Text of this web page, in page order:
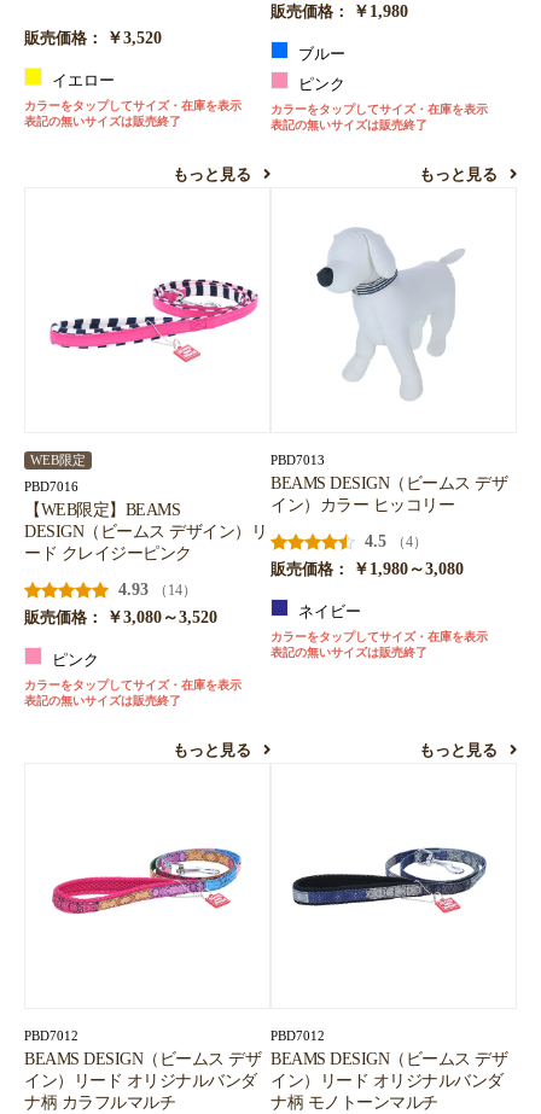
販売価格： ￥3,520
イエロー
カラーをタップしてサイズ・在庫を表示
表記の無いサイズは販売終了
もっと見る
販売価格：
￥1,980
ブルー
ピンク
カラーをタップしてサイズ・在庫を表示
表記の無いサイズは販売終了
もっと見る
WEB限定
PBD7016
【WEB限定】BEAMS
DESIGN（ビームス デザイン）リ
ード クレイジーピンク
4.93
（14）
販売価格：
￥3,080～3,520
ピンク
カラーをタップしてサイズ・在庫を表示
表記の無いサイズは販売終了
もっと見る
PBD7013
BEAMS DESIGN（ビームス デザ
イン）カラー ヒッコリー
4.5
（4）
販売価格：
￥1,980～3,080
ネイビー
カラーをタップしてサイズ・在庫を表示
表記の無いサイズは販売終了
もっと見る
PBD7012
BEAMS DESIGN（ビームス デザ
イン）リード オリジナルバンダ
ナ柄 カラフルマルチ
PBD7012
BEAMS DESIGN（ビームス デザ
イン）リード オリジナルバンダ
ナ柄 モノトーンマルチ